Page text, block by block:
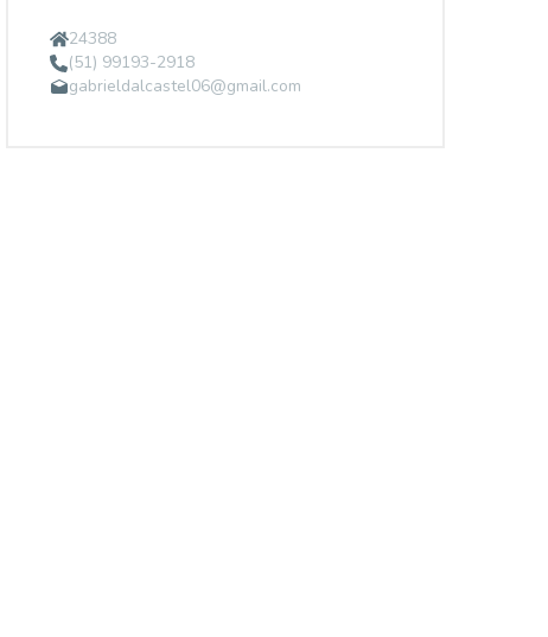
24388
(51) 99193-2918
gabrieldalcastel06@gmail.com